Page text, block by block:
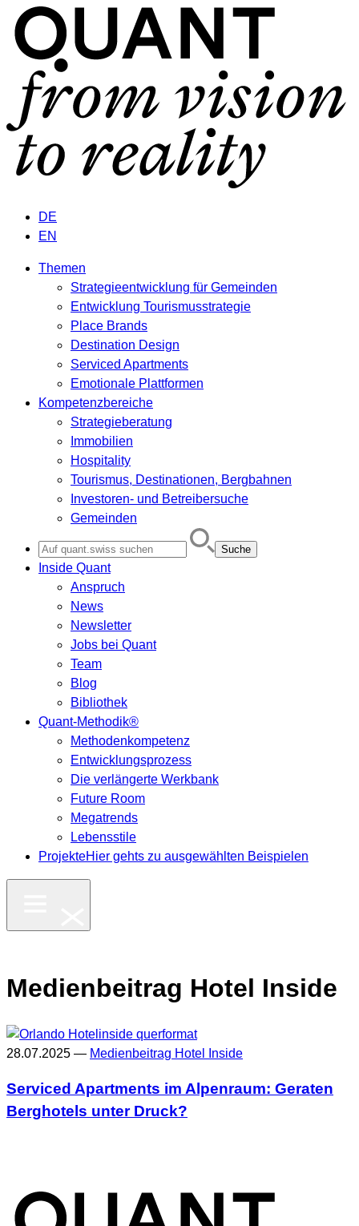
DE
EN
Themen
Strategieentwicklung für Gemeinden
Entwicklung Tourismusstrategie
Place Brands
Destination Design
Serviced Apartments
Emotionale Plattformen
Kompetenzbereiche
Strategieberatung
Immobilien
Hospitality
Tourismus, Destinationen, Bergbahnen
Investoren- und Betreibersuche
Gemeinden
for:
Inside Quant
Anspruch
News
Newsletter
Jobs bei Quant
Team
Blog
Bibliothek
Quant-Methodik®
Methodenkompetenz
Entwicklungsprozess
Die verlängerte Werkbank
Future Room
Megatrends
Lebensstile
ProjekteHier gehts zu ausgewählten Beispielen
Medienbeitrag Hotel Inside
28.07.2025 — Medienbeitrag Hotel Inside
Serviced Apartments im Alpenraum: Geraten
Berghotels unter Druck?